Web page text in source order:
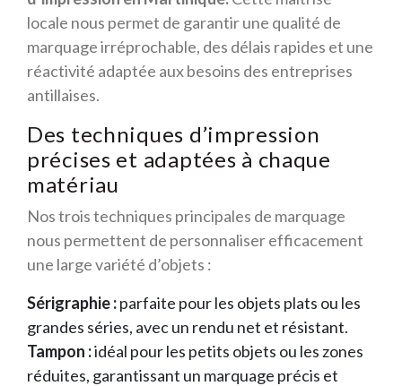
locale nous permet de garantir une qualité de
marquage irréprochable, des délais rapides et une
réactivité adaptée aux besoins des entreprises
antillaises.
Des techniques d’impression
précises et adaptées à chaque
matériau
Nos trois techniques principales de marquage
nous permettent de personnaliser efficacement
une large variété d’objets :
Sérigraphie :parfaite pour les objets plats ou les
grandes séries, avec un rendu net et résistant.
Tampon :idéal pour les petits objets ou les zones
réduites, garantissant un marquage précis et